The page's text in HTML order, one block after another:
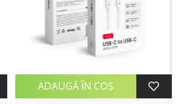
ADAUGĂ ÎN COŞ